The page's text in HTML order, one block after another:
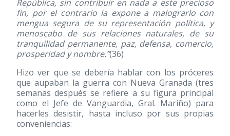
República, sin contribuir en nada a este precioso
fin, por el contrario la expone a malograrlo con
mengua segura de su representación política, y
menoscabo de sus relaciones naturales, de su
tranquilidad permanente, paz, defensa, comercio,
prosperidad y nombre.”(36)
Hizo ver que se debería hablar con los próceres
que aupaban la guerra con Nueva Granada (tres
semanas después se refiere a su figura principal
como el Jefe de Vanguardia, Gral. Mariño) para
hacerles desistir, hasta incluso por sus propias
conveniencias: